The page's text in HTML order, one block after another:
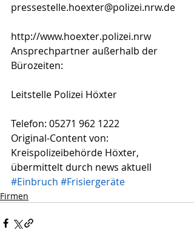
pressestelle.hoexter@polizei.nrw.de
http://www.hoexter.polizei.nrw
Ansprechpartner außerhalb der
Bürozeiten:
Leitstelle Polizei Höxter
Telefon: 05271 962 1222
Original-Content von:
Kreispolizeibehörde Höxter,
übermittelt durch news aktuell
#Einbruch #Frisiergeräte
Firmen